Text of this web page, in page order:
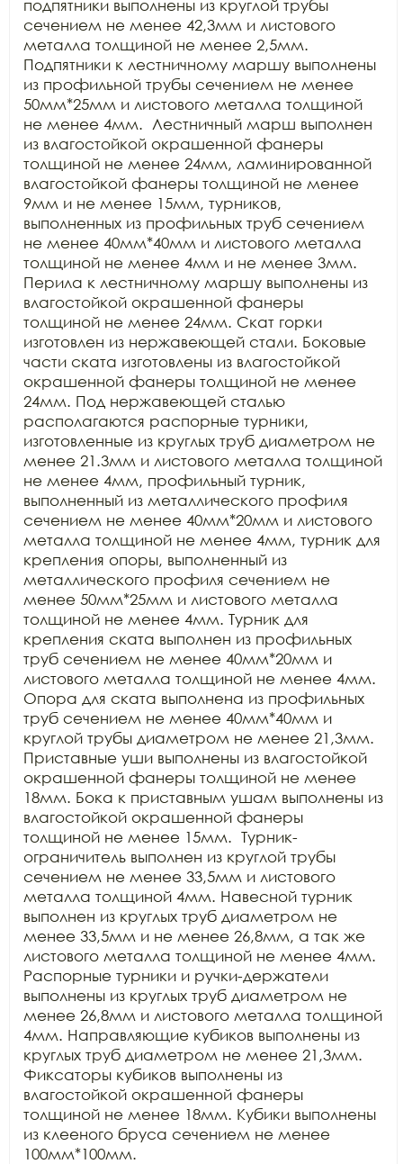
подпятники выполнены из круглой трубы
сечением не менее 42,3мм и листового
металла толщиной не менее 2,5мм.
Подпятники к лестничному маршу выполнены
из профильной трубы сечением не менее
50мм*25мм и листового металла толщиной
не менее 4мм.  Лестничный марш выполнен
из влагостойкой окрашенной фанеры
толщиной не менее 24мм, ламинированной
влагостойкой фанеры толщиной не менее
9мм и не менее 15мм, турников,
выполненных из профильных труб сечением
не менее 40мм*40мм и листового металла
толщиной не менее 4мм и не менее 3мм.
Перила к лестничному маршу выполнены из
влагостойкой окрашенной фанеры
толщиной не менее 24мм. Скат горки
изготовлен из нержавеющей стали. Боковые
части ската изготовлены из влагостойкой
окрашенной фанеры толщиной не менее
24мм. Под нержавеющей сталью
располагаются распорные турники,
изготовленные из круглых труб диаметром не
менее 21.3мм и листового металла толщиной
не менее 4мм, профильный турник,
выполненный из металлического профиля
сечением не менее 40мм*20мм и листового
металла толщиной не менее 4мм, турник для
крепления опоры, выполненный из
металлического профиля сечением не
менее 50мм*25мм и листового металла
толщиной не менее 4мм. Турник для
крепления ската выполнен из профильных
труб сечением не менее 40мм*20мм и
листового металла толщиной не менее 4мм.
Опора для ската выполнена из профильных
труб сечением не менее 40мм*40мм и
круглой трубы диаметром не менее 21,3мм.
Приставные уши выполнены из влагостойкой
окрашенной фанеры толщиной не менее
18мм. Бока к приставным ушам выполнены из
влагостойкой окрашенной фанеры
толщиной не менее 15мм.  Турник-
ограничитель выполнен из круглой трубы
сечением не менее 33,5мм и листового
металла толщиной 4мм. Навесной турник
выполнен из круглых труб диаметром не
менее 33,5мм и не менее 26,8мм, а так же
листового металла толщиной не менее 4мм.
Распорные турники и ручки-держатели
выполнены из круглых труб диаметром не
менее 26,8мм и листового металла толщиной
4мм. Направляющие кубиков выполнены из
круглых труб диаметром не менее 21,3мм.
Фиксаторы кубиков выполнены из
влагостойкой окрашенной фанеры
толщиной не менее 18мм. Кубики выполнены
из клееного бруса сечением не менее
100мм*100мм.